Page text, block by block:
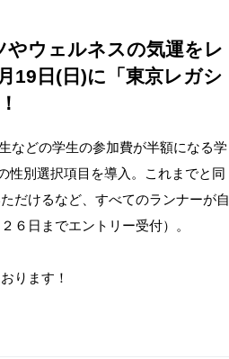
やウェルネスの気運をレ
19日(日)に「東京レガシ
などの学生の参加費が半額になる学
性別選択項目を導入。これまでと同
だけるなど、すべてのランナーが自
６日までエントリー受付）。
ります！